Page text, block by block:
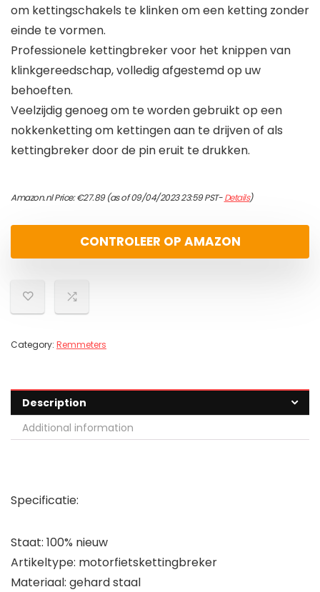
om kettingschakels te klinken om een ​​ketting zonder
einde te vormen.
Professionele kettingbreker voor het knippen van
klinkgereedschap, volledig afgestemd op uw
behoeften.
Veelzijdig genoeg om te worden gebruikt op een
nokkenketting om kettingen aan te drijven of als
kettingbreker door de pin eruit te drukken.
Amazon.nl Price:€27.89(as of 09/04/2023 23:59 PST-Details)
CONTROLEER OP AMAZON
Category: Remmeters
Description
Additional information
Specificatie:
Staat: 100% nieuw
Artikeltype: motorfietskettingbreker
Materiaal: gehard staal